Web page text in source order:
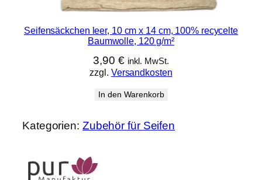
Seifensäckchen leer, 10 cm x 14 cm, 100% recycelte
Baumwolle, 120 g/m²
3,90 € inkl. MwSt.
zzgl. Versandkosten
In den Warenkorb
Kategorien: Zubehör für Seifen